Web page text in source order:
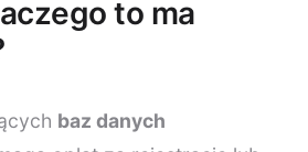
to ma
baz danych